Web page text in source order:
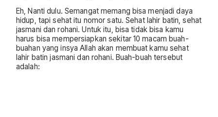
Eh, Nanti dulu. Semangat memang bisa menjadi daya
hidup, tapi sehat itu nomor satu. Sehat lahir batin, sehat
jasmani dan rohani. Untuk itu, bisa tidak bisa kamu
harus bisa mempersiapkan sekitar 10 macam buah-
buahan yang insya Allah akan membuat kamu sehat
lahir batin jasmani dan rohani. Buah-buah tersebut
adalah: